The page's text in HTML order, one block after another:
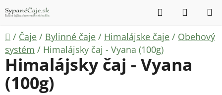
na
obsah
Hľadať
KOŠÍK
Domov
/ Čaje / Bylinné čaje / Himalájske čaje / Obehový
systém / Himalájsky čaj - Vyana (100g)
Himalájsky čaj - Vyana
(100g)